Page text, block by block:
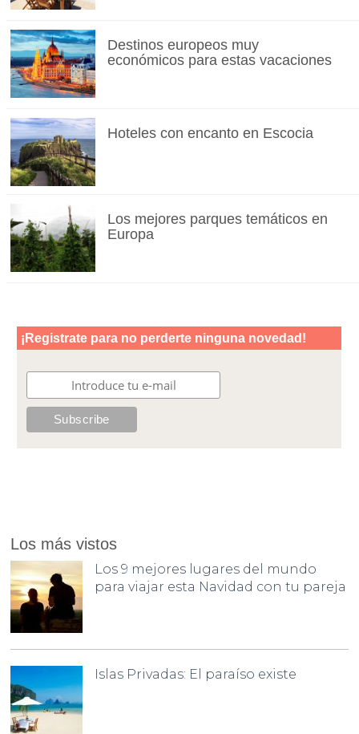
Destinos europeos muy
económicos para estas vacaciones
Hoteles con encanto en Escocia
Los mejores parques temáticos en
Europa
Los más vistos
Los 9 mejores lugares del mundo
para viajar esta Navidad con tu pareja
Islas Privadas: El paraíso existe